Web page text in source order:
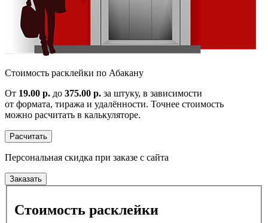
Cтоимость расклейки по Абакану
От 19.00 р. до 375.00 р. за штуку, в зависимости
от формата, тиража и удалённости. Точнее стоимость
можно расчитать в калькуляторе.
Расчитать
Персональная скидка при заказе с сайта
Заказать
Стоимость расклейки